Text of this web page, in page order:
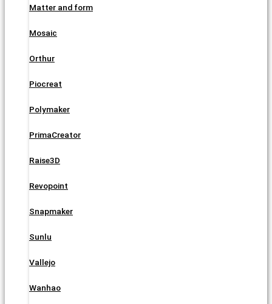
Matter and form
Mosaic
Orthur
Piocreat
Polymaker
PrimaCreator
Raise3D
Revopoint
Snapmaker
Sunlu
Vallejo
Wanhao